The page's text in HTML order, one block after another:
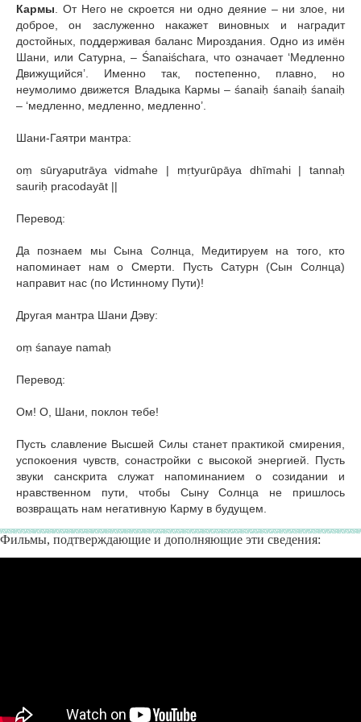
Дары
Кармы . От Него не скроется ни одно деяние – ни злое, ни
доброе, он заслуженно накажет виновных и наградит
достойных, поддерживая баланс Мироздания. Одно из имён
Шани, или Сатурна, – Śanaiśchara, что означает ‘Медленно
Движущийся’. Именно так, постепенно, плавно, но
неумолимо движется Владыка Кармы – śanaiḥ śanaiḥ śanaiḥ
– ‘медленно, медленно, медленно’.
Шани-Гаятри мантра:
oṃ sūryaputrāya vidmahe | mṛtyurūpāya dhīmahi | tannaḥ
sauriḥ pracodayāt ||
Перевод:
Да познаем мы Сына Солнца, Медитируем на того, кто
напоминает нам о Смерти. Пусть Сатурн (Сын Солнца)
направит нас (по Истинному Пути)!
Другая мантра Шани Дэву:
oṃ śanaye namaḥ
Перевод:
Ом! О, Шани, поклон тебе!
Пусть славление Высшей Силы станет практикой смирения,
успокоения чувств, сонастройки с высокой энергией. Пусть
звуки санскрита служат напоминанием о созидании и
нравственном пути, чтобы Сыну Солнца не пришлось
возвращать нам негативную Карму в будущем.
Фильмы, подтверждающие и дополняющие эти сведения: